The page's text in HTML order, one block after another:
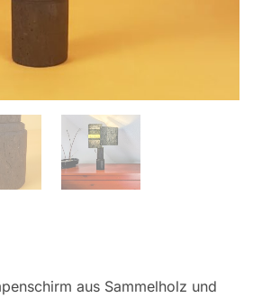
aus Sammelholz und